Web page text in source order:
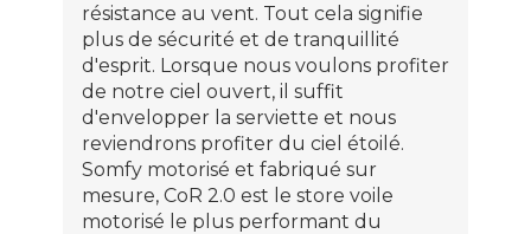
résistance au vent. Tout cela signifie
plus de sécurité et de tranquillité
d'esprit. Lorsque nous voulons profiter
de notre ciel ouvert, il suffit
d'envelopper la serviette et nous
reviendrons profiter du ciel étoilé.
Somfy motorisé et fabriqué sur
mesure, CoR 2.0 est le store voile
motorisé le plus performant du